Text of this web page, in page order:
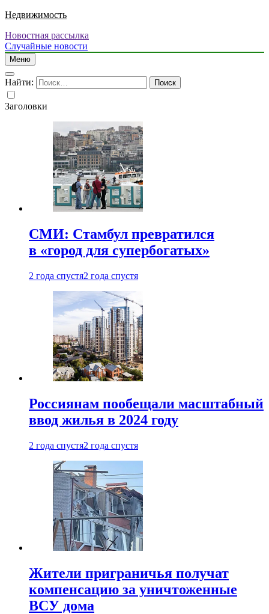
Недвижимость
Новостная рассылка
Случайные новости
Меню
Найти:
Заголовки
СМИ: Стамбул превратился
в «город для супербогатых»
2 года спустя2 года спустя
Россиянам пообещали масштабный
ввод жилья в 2024 году
2 года спустя2 года спустя
Жители приграничья получат
компенсацию за уничтоженные
ВСУ дома